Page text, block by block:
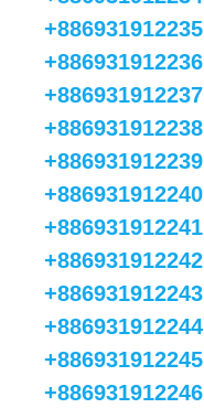
+886931912235
+886931912236
+886931912237
+886931912238
+886931912239
+886931912240
+886931912241
+886931912242
+886931912243
+886931912244
+886931912245
+886931912246